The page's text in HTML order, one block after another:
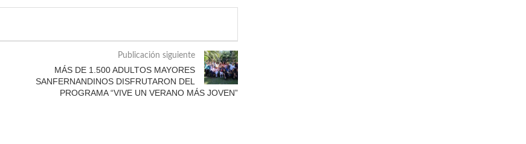
Publicación siguiente
MÁS DE 1.500 ADULTOS MAYORES
SANFERNANDINOS DISFRUTARON DEL
PROGRAMA “VIVE UN VERANO MÁS JOVEN”